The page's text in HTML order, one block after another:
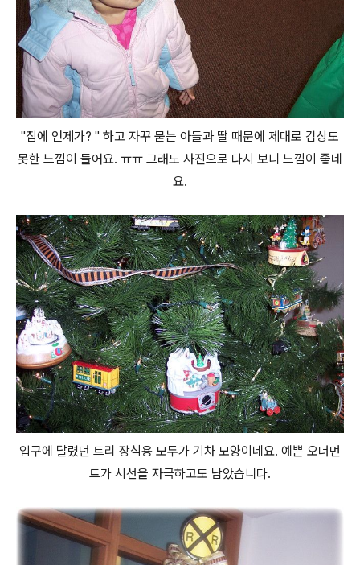
"집에 언제가? " 하고 자꾸 묻는 아들과 딸 때문에 제대로 감상도
못한 느낌이 들어요. ㅠㅠ 그래도 사진으로 다시 보니 느낌이 좋네
요.
입구에 달렸던 트리 장식용 모두가 기차 모양이네요. 예쁜 오너먼
트가 시선을 자극하고도 남았습니다.